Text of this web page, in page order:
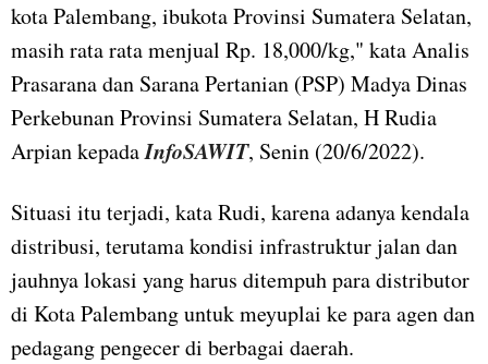
kota Palembang, ibukota Provinsi Sumatera Selatan,
masih rata rata menjual Rp. 18,000/kg," kata Analis
Prasarana dan Sarana Pertanian (PSP) Madya Dinas
Perkebunan Provinsi Sumatera Selatan, H Rudia
Arpian kepadaInfoSAWIT, Senin (20/6/2022).
Situasi itu terjadi, kata Rudi, karena adanya kendala
distribusi, terutama kondisi infrastruktur jalan dan
jauhnya lokasi yang harus ditempuh para distributor
di Kota Palembang untuk meyuplai ke para agen dan
pedagang pengecer di berbagai daerah.